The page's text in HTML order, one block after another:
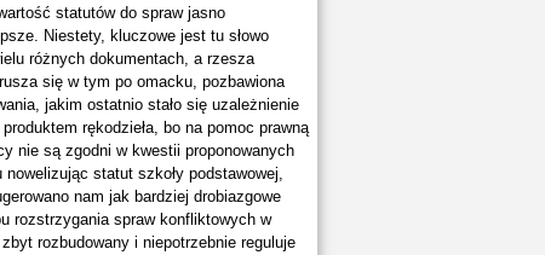
statutów do spraw jasno
Niestety, kluczowe jest tu słowo
różnych dokumentach, a rzesza
się w tym po omacku, pozbawiona
jakim ostatnio stało się uzależnienie
rękodzieła, bo na pomoc prawną
nie są zgodni w kwestii proponowanych
statut szkoły podstawowej,
nam jak bardziej drobiazgowe
rozstrzygania spraw konfliktowych w
rozbudowany i niepotrzebnie reguluje